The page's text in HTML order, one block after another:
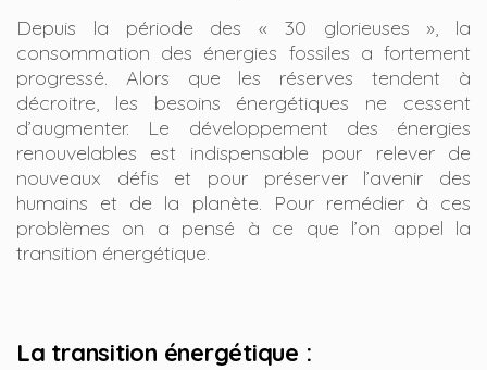
Depuis la période des « 30 glorieuses », la
consommation des énergies fossiles a fortement
progressé. Alors que les réserves tendent à
décroitre, les besoins énergétiques ne cessent
d’augmenter. Le développement des énergies
renouvelables est indispensable pour relever de
nouveaux défis et pour préserver l’avenir des
humains et de la planète. Pour remédier à ces
problèmes on a pensé à ce que l’on appel la
transition énergétique.
La transition énergétique :